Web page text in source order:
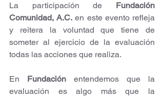
La participación de Fundación
Comunidad, A.C. en este evento refleja
y reitera la voluntad que tiene de
someter al ejercicio de la evaluación
todas las acciones que realiza.
En Fundación entendemos que la
evaluación es algo más que la